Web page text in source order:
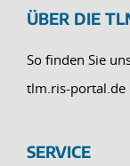
ÜBER DIE
So finden Sie
tlm.ris-portal.de
SERVICE